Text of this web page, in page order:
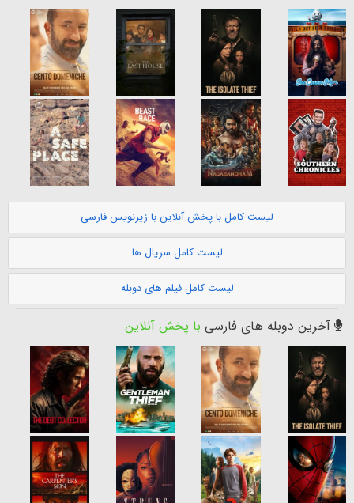
لیست کامل با پخش آنلاین با زیرنویس فارسی
لیست کامل سریال ها
لیست کامل فیلم های دوبله
آخرین دوبله های فارسی با پخش آنلاین